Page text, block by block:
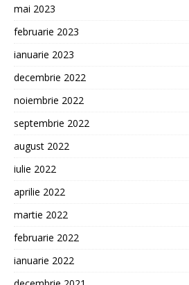
mai 2023
februarie 2023
ianuarie 2023
decembrie 2022
noiembrie 2022
septembrie 2022
august 2022
iulie 2022
aprilie 2022
martie 2022
februarie 2022
ianuarie 2022